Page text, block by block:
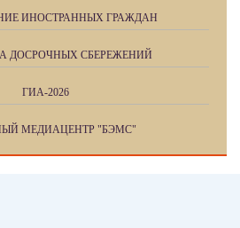
ИНОСТРАННЫХ ГРАЖДАН
ДОСРОЧНЫХ СБЕРЕЖЕНИЙ
ГИА-2026
МЕДИАЦЕНТР "БЭМС"